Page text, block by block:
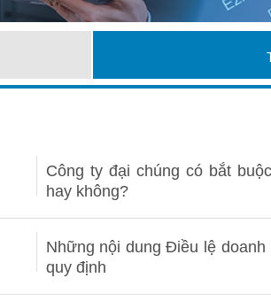
Công ty đại chúng có bắt
hay không?
Những nội dung Điều lệ
quy định